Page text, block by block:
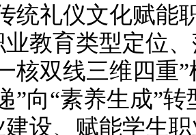
礼仪文化赋能
教育类型定位
核双线三维四重
”向“素养生成”
设、赋能学生